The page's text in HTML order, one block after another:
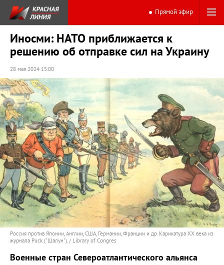
Прямой эфир
Иносми: НАТО приближается к
решению об отправке сил на Украину
28 мая 2024 15:00
Россия против Японии, Англии, США, Германии, Франции и др. Карикатура XX века из
журнала Puck ("Шалун"). / Library of Congres
Военные стран Североатлантического альянса